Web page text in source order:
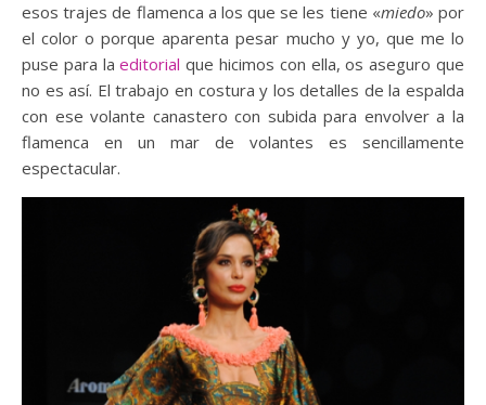
esos trajes de flamenca a los que se les tiene «miedo» por
el color o porque aparenta pesar mucho y yo, que me lo
puse para laeditorial que hicimos con ella, os aseguro que
no es así. El trabajo en costura y los detalles de la espalda
con ese volante canastero con subida para envolver a la
flamenca en un mar de volantes es sencillamente
espectacular.